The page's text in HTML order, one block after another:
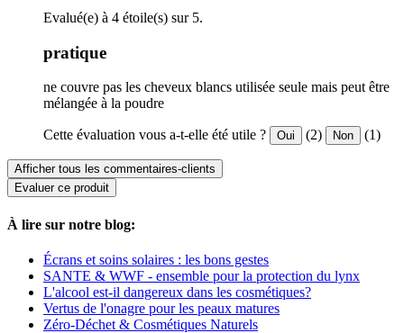
Evalué(e) à 4 étoile(s) sur 5.
pratique
ne couvre pas les cheveux blancs utilisée seule mais peut être
mélangée à la poudre
Cette évaluation vous a-t-elle été utile ? Oui (2) Non (1)
Afficher tous les commentaires-clients
Evaluer ce produit
À lire sur notre blog:
Écrans et soins solaires : les bons gestes
SANTE & WWF - ensemble pour la protection du lynx
L'alcool est-il dangereux dans les cosmétiques?
Vertus de l'onagre pour les peaux matures
Zéro-Déchet & Cosmétiques Naturels